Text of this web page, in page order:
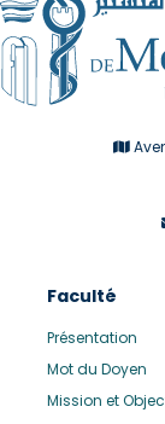
Faculté
Présentation
Mot du Doyen
Mission et